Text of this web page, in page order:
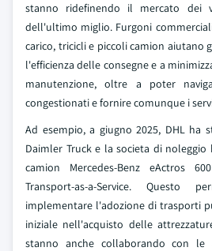
stanno ridefinendo il mercato dei
dell'ultimo miglio. Furgoni
carico, tricicli e piccoli camion aiutano
l'efficienza delle consegne e a
manutenzione, oltre a poter
congestionati e fornire comunque i
Ad esempio, a giugno 2025, DHL ha
Daimler Truck e la societa di noleggio
camion Mercedes-Benz eActros
Transport-as-a-Service.
implementare l'adozione di trasporti
iniziale nell'acquisto delle
stanno anche collaborando con le